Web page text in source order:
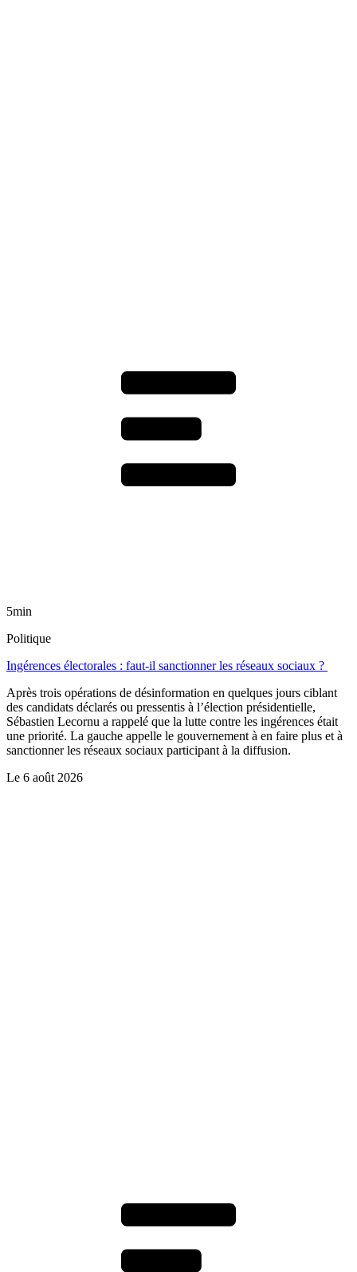
5min
Politique
Ingérences électorales : faut-il sanctionner les réseaux sociaux ?
Après trois opérations de désinformation en quelques jours ciblant
des candidats déclarés ou pressentis à l’élection présidentielle,
Sébastien Lecornu a rappelé que la lutte contre les ingérences était
une priorité. La gauche appelle le gouvernement à en faire plus et à
sanctionner les réseaux sociaux participant à la diffusion.
Le 6 août 2026